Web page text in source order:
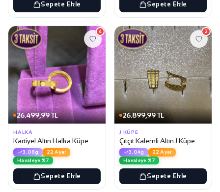
Sepete Ekle Sepete Ekle
26.499,99 TL
4
HALKA
Kartiyel Altın Halka Küpe
3.08g
22 Ayar
Havaleye %7
Sepete Ekle
26.899,99 TL
2
J KÜPE
Çıtçıt Kalemli Altın J Küpe
3.04g
22 Ayar
Havaleye %7
Sepete Ekle